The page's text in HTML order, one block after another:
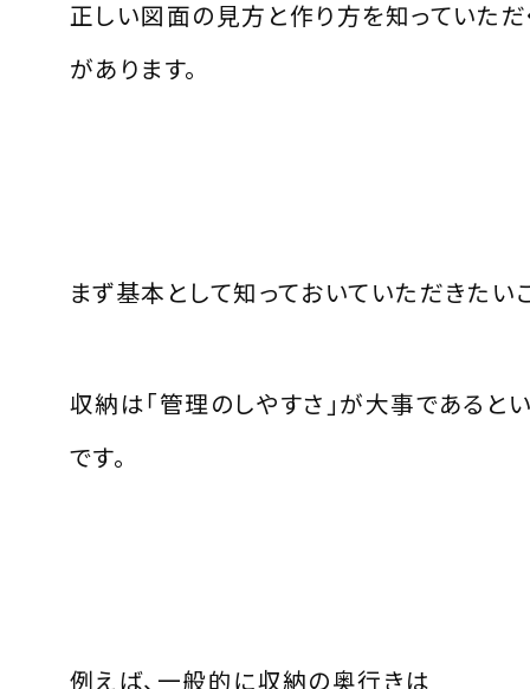
正しい図面の見方と作り方を知っていた
があります。
まず基本として知っておいていただきたい
収納は「管理のしやすさ」が大事であると
です。
例えば、一般的に収納の奥行きは